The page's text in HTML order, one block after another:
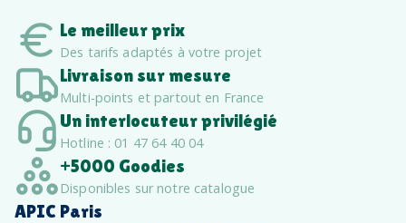
Le meilleur prix
Des tarifs adaptés à votre projet
Livraison sur mesure
Multi-points et partout en France
Un interlocuteur privilégié
Hotline : 01 47 64 40 04
+5000 Goodies
Disponibles sur notre catalogue
APIC Paris